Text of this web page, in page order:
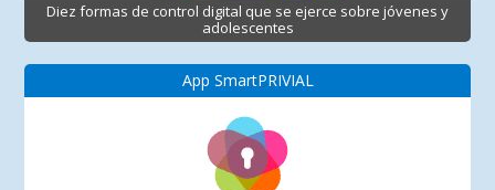
Diez formas de control digital que se ejerce sobre jóvenes y
adolescentes
App SmartPRIVIAL